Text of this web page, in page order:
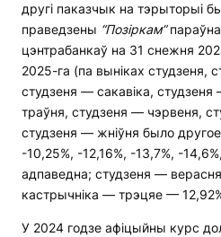
другі паказчык на тэрыторыі
праведзены “Позіркам”
цэнтрабанкаў на 31 снежня
2025-га (па выніках студзеня,
студзеня — сакавіка,
траўня, студзеня — чэрвеня,
студзеня — жніўня было
-10,25%, -12,16%, -13,7%, -
адпаведна; студзеня —
кастрычніка — трэцяе —
У 2024 годзе афіцыйны курс